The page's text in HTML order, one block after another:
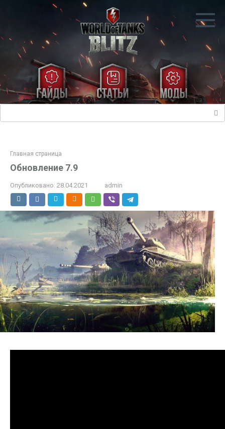
Главная страница
Обновление 7.9
Опубликовано: 28.04.2021 admin